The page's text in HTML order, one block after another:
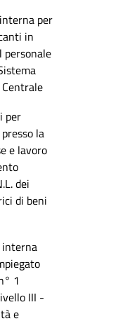
per
in
personale
per
la
e lavoro
dei
di beni
interna
1
III -
e